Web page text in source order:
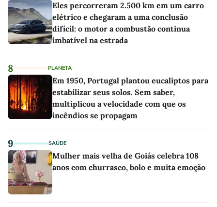
Eles percorreram 2.500 km em um carro
elétrico e chegaram a uma conclusão
difícil: o motor a combustão continua
imbatível na estrada
8 PLANETA
Em 1950, Portugal plantou eucaliptos para
estabilizar seus solos. Sem saber,
multiplicou a velocidade com que os
incêndios se propagam
9 SAÚDE
Mulher mais velha de Goiás celebra 108
anos com churrasco, bolo e muita emoção